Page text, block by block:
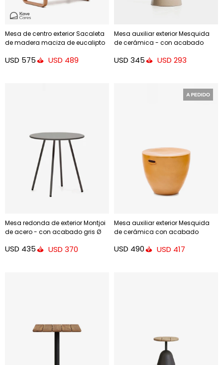
Mesa de centro exterior Sacaleta
de madera maciza de eucalipto
USD 575 USD 489
Mesa auxiliar exterior Mesquida
de cerámica - con acabado
USD 345 USD 293
Mesa redonda de exterior Montjoi
de acero - con acabado gris Ø
USD 435 USD 370
Mesa auxiliar exterior Mesquida
de cerámica con acabado
USD 490 USD 417